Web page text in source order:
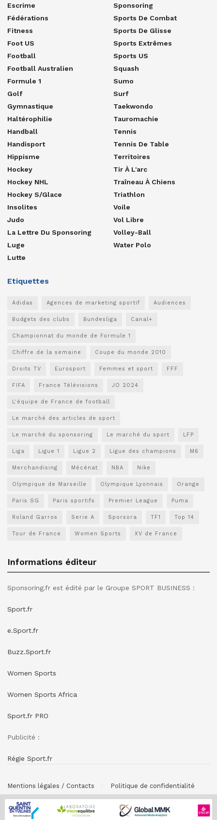
Escrime
Fédérations
Fitness
Foot US
Football
Football Australien
Formule 1
Golf
Gymnastique
Haltérophilie
Handball
Handisport
Hippisme
Hockey
Hockey NHL
Hockey S/glace
Insolites
Judo
La Lettre Du Sponsoring
Luge
Lutte
Sponsoring
Sports De Combat
Sports De Glisse
Sports Extrêmes
Sports US
Squash
Sumo
Surf
Taekwondo
Tauromachie
Tennis
Tennis De Table
Territoires
Tir À L'arc
Traîneau À Chiens
Triathlon
Voile
Vol Libre
Volley-Ball
Water Polo
Etiquettes
Adidas Agences de marketing sportif Audiences
Budgets des clubs Bundesliga Canal+
Championnat du monde de Formule 1
Chiffre de la semaine Coupe du monde 2010
Droits TV Eurosport Femmes et sport FFF
FIFA France Télévisions JO 2024
L'équipe de France de football
Le marché des articles de sport
Le marché du sponsoring Le marché du sport LFP
Liga Ligue 1 Ligue 2 Ligue des champions M6
Merchandising Mécénat NBA Nike
Olympique de Marseille Olympique Lyonnais Orange
Paris SG Paris sportifs Premier League Puma
Roland Garros Serie A Sporsora TF1 Top 14
Tour de France Women Sports XV de France
Informations éditeur
Sponsoring.fr est édité par le Groupe SPORT BUSINESS :
Sport.fr
e.Sport.fr
Buzz.Sport.fr
Women Sports
Women Sports Africa
Sport.fr PRO
Publicité :
Régie Sport.fr
Mentions légales / Contacts Politique de confidentialité
© SPONSORING.FR